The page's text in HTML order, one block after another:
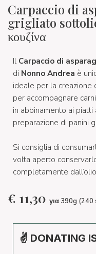
Carpaccio di
grigliato
κουζίνα
Il Carpaccio di
di Nonno Andrea è
ideale per la
per accompagnare
in abbinamento ai
preparazione di panini
Si consiglia di
volta aperto
completamente
€ 11,30 για 390g
✌ DONATING